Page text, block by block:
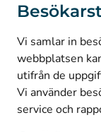
Vi samlar in
webbplatsen
utifrån de
Vi använder
service och
LinkedIn(
Facebook
© Kanta-
Dataskydd